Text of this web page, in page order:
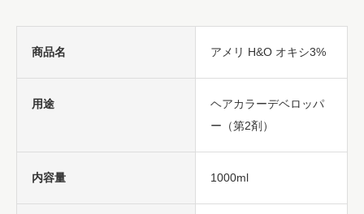
商品名 アメリ H&O オキシ3%
用途
ヘアカラーデベロッパ
ー（第2剤）
内容量 1000ml